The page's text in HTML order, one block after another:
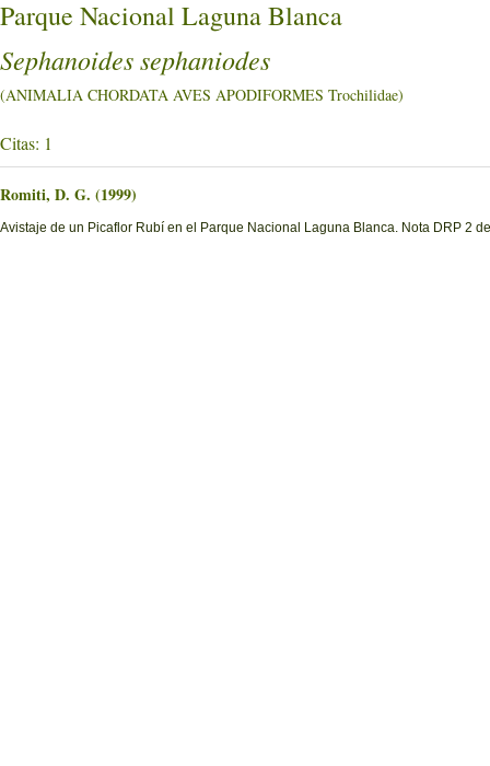
Parque Nacional Laguna Blanca
Sephanoides sephaniodes
(ANIMALIA CHORDATA AVES APODIFORMES Trochilidae)
Citas: 1
Romiti, D. G. (1999)
Avistaje de un Picaflor Rubí en el Parque Nacional Laguna Blanca. Nota DRP 2